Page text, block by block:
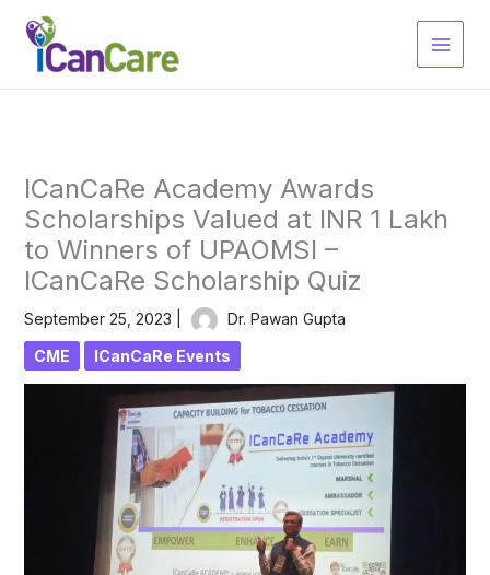
content
ICanCaRe Academy Awards
Scholarships Valued at INR 1 Lakh
to Winners of UPAOMSI –
ICanCaRe Scholarship Quiz
September 25, 2023 Dr. Pawan Gupta
CME ICanCaRe Events